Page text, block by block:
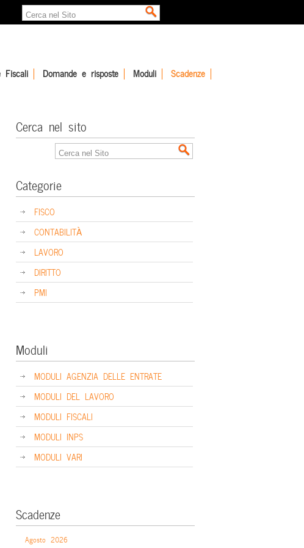
Fiscali Domande e risposte Moduli Scadenze
Cerca nel sito
Categorie
FISCO
CONTABILITÀ
LAVORO
DIRITTO
PMI
Moduli
MODULI AGENZIA DELLE ENTRATE
MODULI DEL LAVORO
MODULI FISCALI
MODULI INPS
MODULI VARI
Scadenze
Agosto 2026